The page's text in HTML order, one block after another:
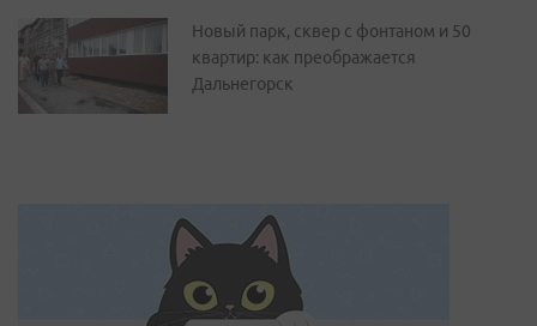
Новый парк, сквер с фонтаном и 50
квартир: как преображается
Дальнегорск